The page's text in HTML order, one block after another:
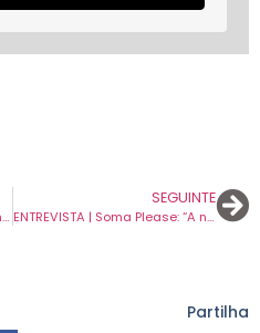
“Farha” chega à Casa Palestina: um filme sobre infância, perda e sobrevivência na Palestina de 1948.
SEGUINTE
ENTREVISTA | Soma Please: “A nossa escrita acaba por ser mais espontânea do que seria se estivéssemos num sítio com muito tempo disponível”.
Partilha